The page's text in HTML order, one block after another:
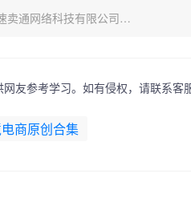
卖通网络科技有限公司旗
，农产品全过程追溯专利1
交易委员会“中国县域（农
“农村电商服务领域”官方
植、生产、产品研发等
友参考学习。如有侵权，请联系客
商原创合集